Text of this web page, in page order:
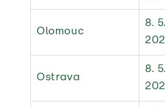
Olomouc
8. 5.
Ostrava
8. 5.